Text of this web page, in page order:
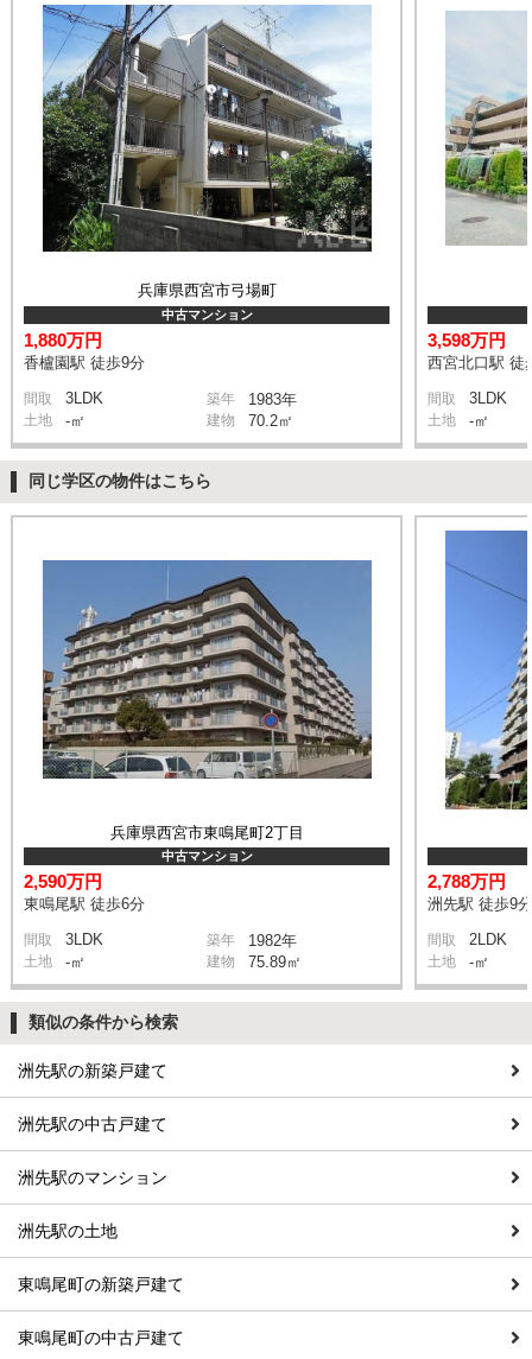
兵庫県西宮市弓場町
中古マンション
1,880万円
香櫨園駅 徒歩9分
間取 3LDK 築年 1983年
土地 -㎡ 建物 70.2㎡
3,598万円
西宮北口駅 徒
間取 3LDK
土地 -㎡
同じ学区の物件はこちら
兵庫県西宮市東鳴尾町2丁目
中古マンション
2,590万円
東鳴尾駅 徒歩6分
間取 3LDK 築年 1982年
土地 -㎡ 建物 75.89㎡
2,788万円
洲先駅 徒歩9分
間取 2LDK
土地 -㎡
類似の条件から検索
洲先駅の新築戸建て
洲先駅の中古戸建て
洲先駅のマンション
洲先駅の土地
東鳴尾町の新築戸建て
東鳴尾町の中古戸建て